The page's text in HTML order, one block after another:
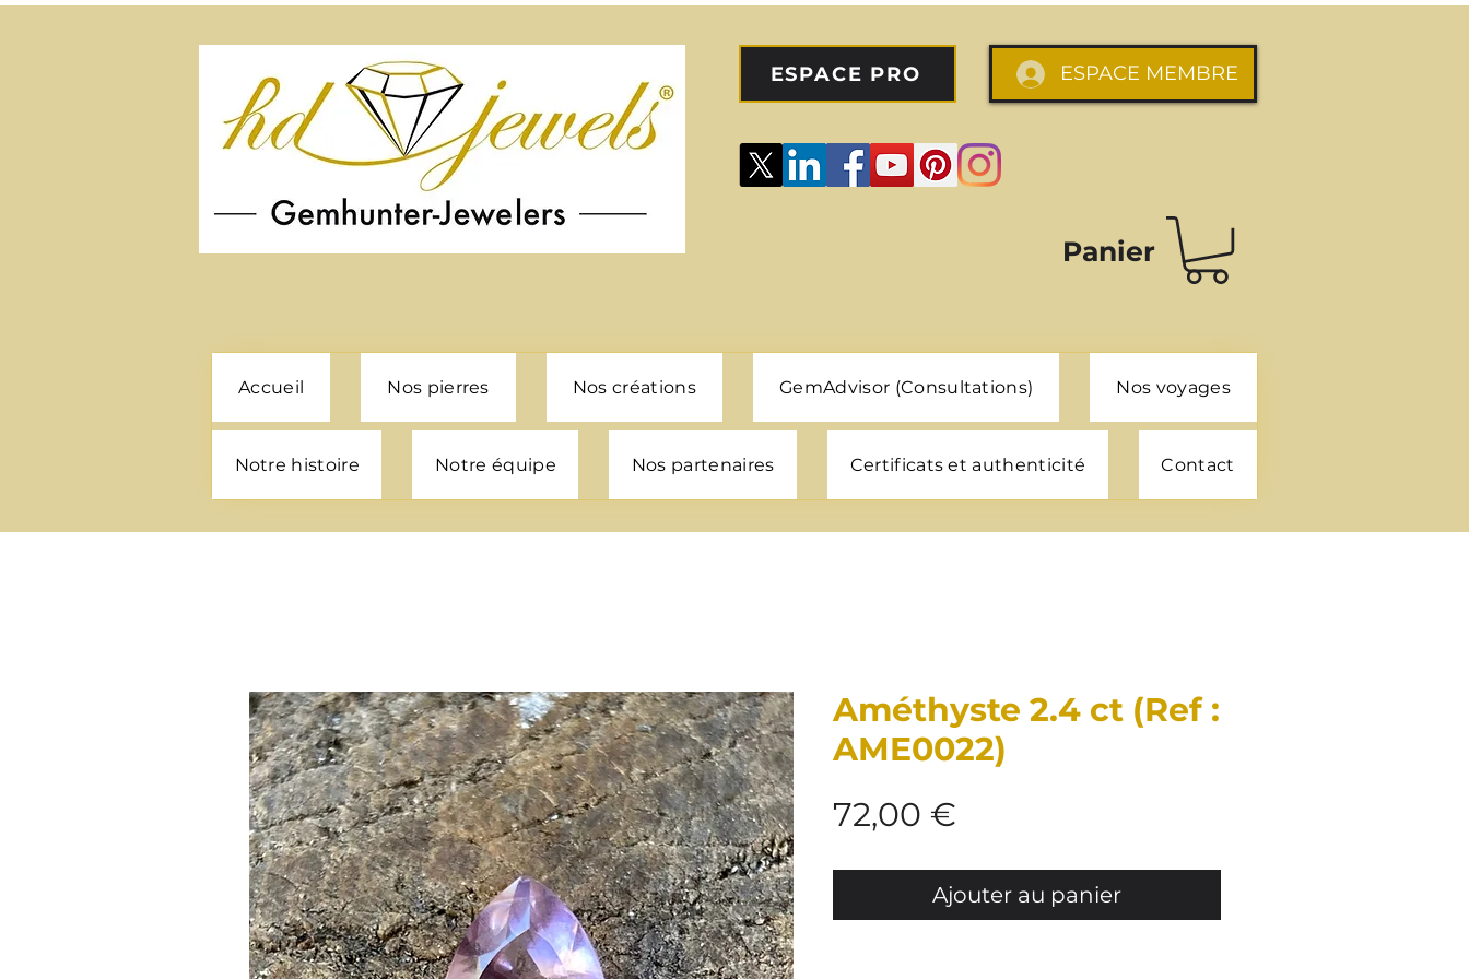
ESPACE PRO ESPACE MEMBRE
Panier
Accueil Nos pierres Nos créations GemAdvisor (Consultations) Nos voyages
Notre histoire Notre équipe Nos partenaires Certificats et authenticité Contact
Améthyste 2.4 ct (Ref :
AME0022)
72,00 €
Ajouter au panier